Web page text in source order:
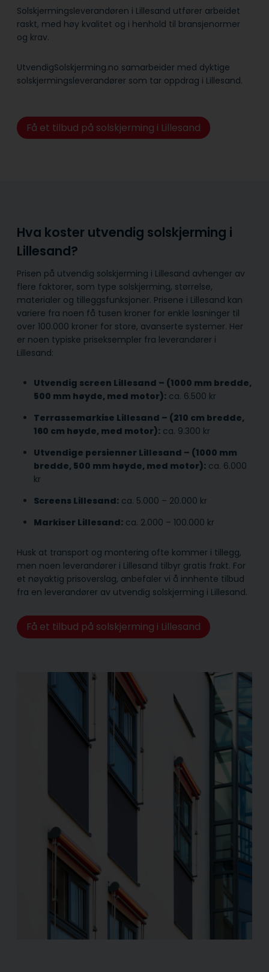
Solskjermingsleverandøren i Lillesand utfører arbeidet
raskt, med høy kvalitet og i henhold til bransje­normer
og krav.
UtvendigSolskjerming.no samarbeider med dyktige
solskjermingsleverandører som tar oppdrag i Lillesand.
Få et tilbud på solskjerming i Lillesand
Hva koster utvendig solskjerming i
Lillesand?
Prisen på utvendig solskjerming i Lillesand avhenger av
flere faktorer, som type solskjerming, størrelse,
materialer og tilleggsfunksjoner. Prisene i Lillesand kan
variere fra noen få tusen kroner for enkle løsninger til
over 100.000 kroner for store, avanserte systemer. Her
er noen typiske priseksempler fra leverandører i
Lillesand:
Utvendig screen Lillesand – (1000 mm bredde,
500 mm høyde, med motor): ca. 6.500 kr
Terrassemarkise Lillesand – (210 cm bredde,
160 cm høyde, med motor): ca. 9.300 kr
Utvendige persienner Lillesand – (1000 mm
bredde, 500 mm høyde, med motor): ca. 6.000
kr
Screens Lillesand: ca. 5.000 – 20.000 kr
Markiser Lillesand: ca. 2.000 – 100.000 kr
Husk at transport og montering ofte kommer i tillegg,
men noen leverandører i Lillesand tilbyr gratis frakt. For
et nøyaktig prisoverslag, anbefaler vi å innhente tilbud
fra en leverandører av utvendig solskjerming i Lillesand.
Få et tilbud på solskjerming i Lillesand